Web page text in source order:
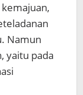
Namun
yaitu pada